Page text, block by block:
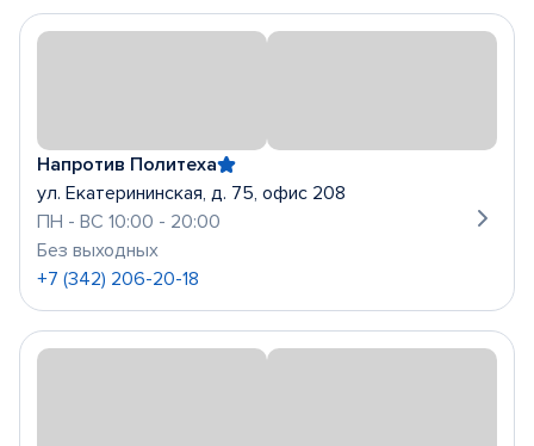
Напротив Политеха
ул. Екатерининская, д. 75, офис 208
ПН - ВС 10:00 - 20:00
Без выходных
+7 (342) 206-20-18